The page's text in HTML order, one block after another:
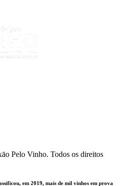
Pelo Vinho. Todos os direitos
em 2019, mais de mil vinhos em prova